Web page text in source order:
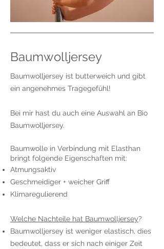
Baumwolljersey
Baumwolljersey ist butterweich und gibt
ein angenehmes Tragegefühl!
Bei mir hast du auch eine Auswahl an Bio
Baumwolljersey.
Baumwolle in Verbindung mit Elasthan
bringt folgende Eigenschaften mit:
Atmungsaktiv
Geschmeidiger + weicher Griff
Klimaregulierend
Welche Nachteile hat Baumwolljersey?
Baumwolljersey ist weniger elastisch, dies
bedeutet, dass er sich nach einiger Zeit